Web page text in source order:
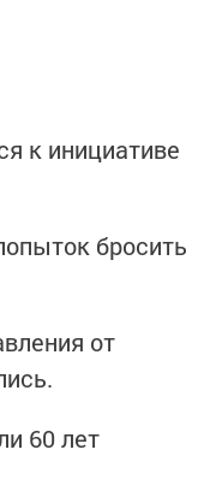
к инициативе
бросить
от
60 лет